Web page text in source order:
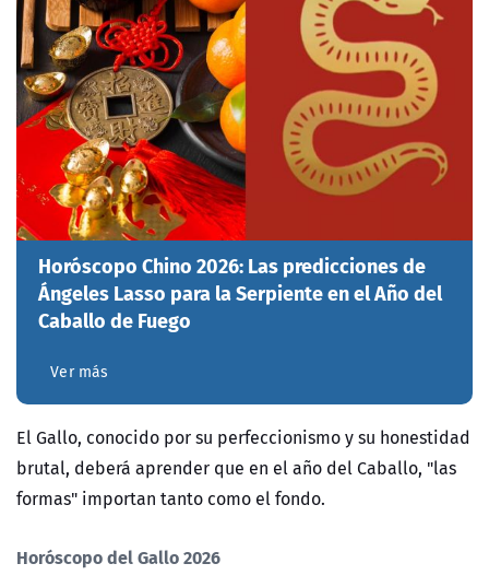
Horóscopo Chino 2026: Las predicciones de
Ángeles Lasso para la Serpiente en el Año del
Caballo de Fuego
Ver más
El Gallo, conocido por su perfeccionismo y su honestidad
brutal, deberá aprender que en el año del Caballo, "las
formas" importan tanto como el fondo.
Horóscopo del Gallo 2026